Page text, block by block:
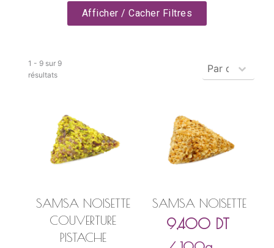
Afficher / Cacher Filtres
1 - 9 sur 9
résultats
Produits -
Trier le contenu
SAMSA NOISETTE
COUVERTURE
PISTACHE
SAMSA NOISETTE
9,400 DT